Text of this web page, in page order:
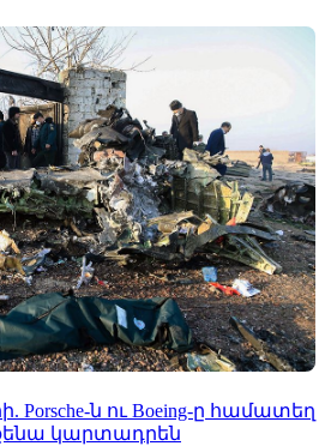
ն ու Boeing-ը համատեղ
կարտադրեն